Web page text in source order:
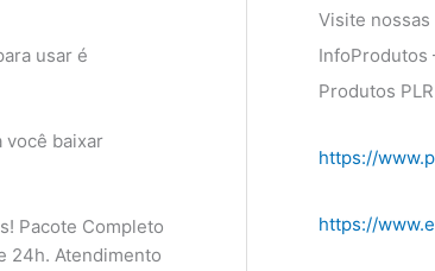
usar é
você baixar
Pacote Completo
24h. Atendimento
Visite
InfoProdutos
Produtos
https://
https://